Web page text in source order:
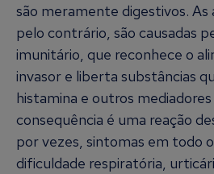
são meramente digestivos. As
pelo contrário, são causadas
imunitário, que reconhece o
invasor e liberta substâncias
histamina e outros
consequência é uma reação
por vezes, sintomas em todo
dificuldade respiratória,